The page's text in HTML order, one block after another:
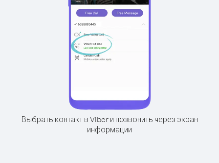
Выбрать контакт в Viber и позвонить через экран
информации